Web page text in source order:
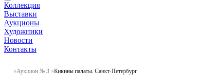
Коллекция
Выставки
Аукционы
Художники
Новости
Контакты
Аукцион № 3 Кикины палаты. Санкт-Петербург